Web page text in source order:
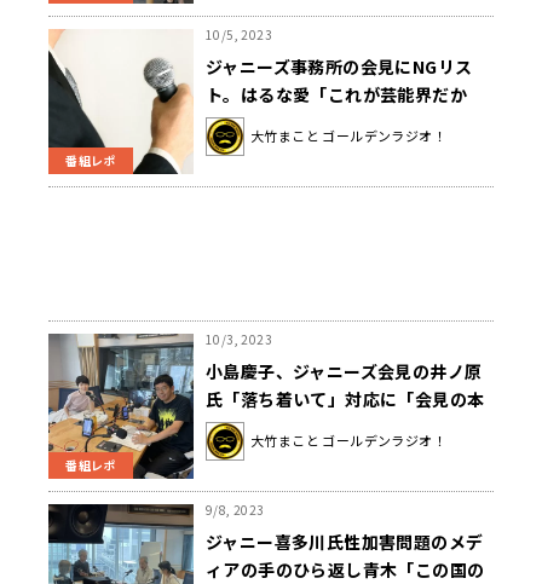
番組レポ
10/5, 2023
ジャニーズ事務所の会見にNGリス
ト。はるな愛「これが芸能界だか
ら、はアカン」大竹まこと「全責任
を負う人が出席しないのは…」
大竹まこと ゴールデンラジオ！
番組レポ
10/3, 2023
小島慶子、ジャニーズ会見の井ノ原
氏「落ち着いて」対応に「会見の本
質をわかっていない」とバッサリ
大竹まこと ゴールデンラジオ！
9/8, 2023
ジャニー喜多川氏性加害問題のメデ
ィアの手のひら返し青木「この国の